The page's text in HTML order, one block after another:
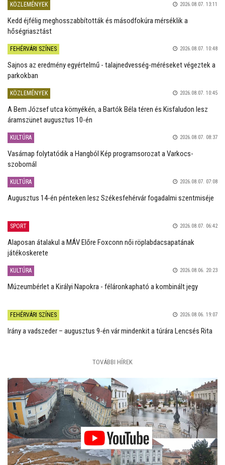
KÖZLEMÉNYEK 2026.08.07. 13:11
Kedd éjfélig meghosszabbították és másodfokúra mérséklik a
hőségriasztást
FEHÉRVÁRI SZÍNES 2026.08.07. 10:48
Sajnos az eredmény egyértelmű - talajnedvesség-méréseket végeztek a
parkokban
KÖZLEMÉNYEK 2026.08.07. 10:45
A Bem József utca környékén, a Bartók Béla téren és Kisfaludon lesz
áramszünet augusztus 10-én
KULTÚRA 2026.08.07. 08:37
Vasárnap folytatódik a Hangból Kép programsorozat a Varkocs-
szobornál
KULTÚRA 2026.08.07. 07:08
Augusztus 14-én pénteken lesz Székesfehérvár fogadalmi szentmiséje
SPORT 2026.08.07. 06:42
Alaposan átalakul a MÁV Előre Foxconn női röplabdacsapatának
játékoskerete
KULTÚRA 2026.08.06. 20:23
Múzeumbérlet a Királyi Napokra - féláronkapható a kombinált jegy
FEHÉRVÁRI SZÍNES 2026.08.06. 19:07
Irány a vadszeder – augusztus 9-én vár mindenkit a túrára Lencsés Rita
TOVÁBBI HÍREK